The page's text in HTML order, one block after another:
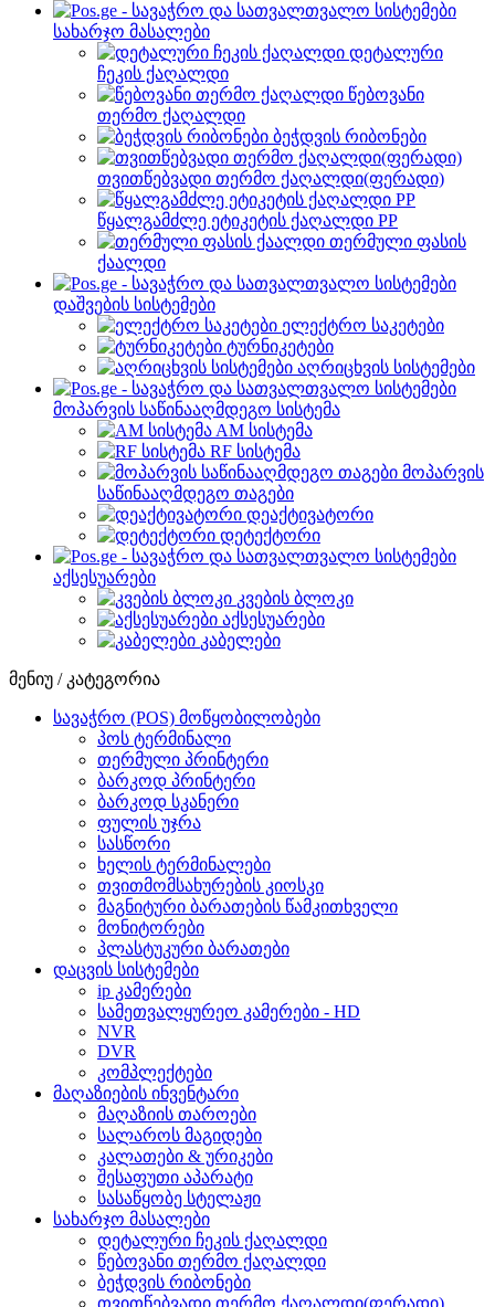
სახარჯო მასალები
დეტალური
ჩეკის ქაღალდი
წებოვანი
თერმო ქაღალდი
ბეჭდვის რიბონები
თვითწებვადი თერმო ქაღალდი(ფერადი)
წყალგამძლე ეტიკეტის ქაღალდი PP
თერმული ფასის
ქაალდი
დაშვების სისტემები
ელექტრო საკეტები
ტურნიკეტები
აღრიცხვის სისტემები
მოპარვის საწინააღმდეგო სისტემა
AM სისტემა
RF სისტემა
მოპარვის
საწინააღმდეგო თაგები
დეაქტივატორი
დეტექტორი
აქსესუარები
კვების ბლოკი
აქსესუარები
კაბელები
მენიუ / კატეგორია
სავაჭრო (POS) მოწყობილობები
პოს ტერმინალი
თერმული პრინტერი
ბარკოდ პრინტერი
ბარკოდ სკანერი
ფულის უჯრა
სასწორი
ხელის ტერმინალები
თვითმომსახურების კიოსკი
მაგნიტური ბარათების წამკითხველი
მონიტორები
პლასტუკური ბარათები
დაცვის სისტემები
ip კამერები
სამეთვალყურეო კამერები - HD
NVR
DVR
კომპლექტები
მაღაზიების ინვენტარი
მაღაზიის თაროები
სალაროს მაგიდები
კალათები & ურიკები
შესაფუთი აპარატი
სასაწყობე სტელაჟი
სახარჯო მასალები
დეტალური ჩეკის ქაღალდი
წებოვანი თერმო ქაღალდი
ბეჭდვის რიბონები
თვითწებვადი თერმო ქაღალდი(ფერადი)